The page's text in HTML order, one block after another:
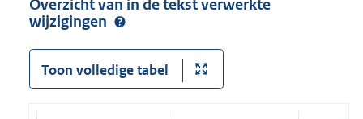
Overzicht van in de tekst verwerkte
wijzigingen
Toon volledige tabel